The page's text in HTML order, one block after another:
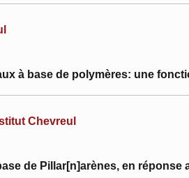
à base de polymères: une
Chevreul
de Pillar[n]arènes, en